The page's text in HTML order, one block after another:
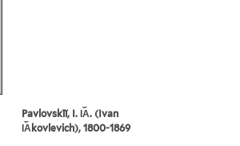
Pavlovskīĭ, I. I︠A︡. (Ivan
I︠A︡kovlevich), 1800-1869